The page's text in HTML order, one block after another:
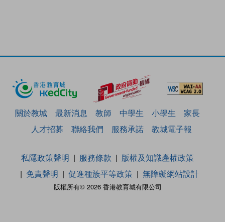
關於教城 最新消息 教師 中學生 小學生
家長
人才招募
聯絡我們 服務承諾 教城電子報
版權所有© 2026 香港教育城有限公司
私隱政策聲明 服務條款
版權及知識產權政策
免責聲明
促進種族平等政策 無障礙網站設計